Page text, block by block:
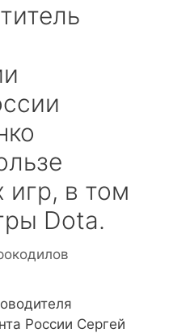
игр, в том
Dota.
России Сергей